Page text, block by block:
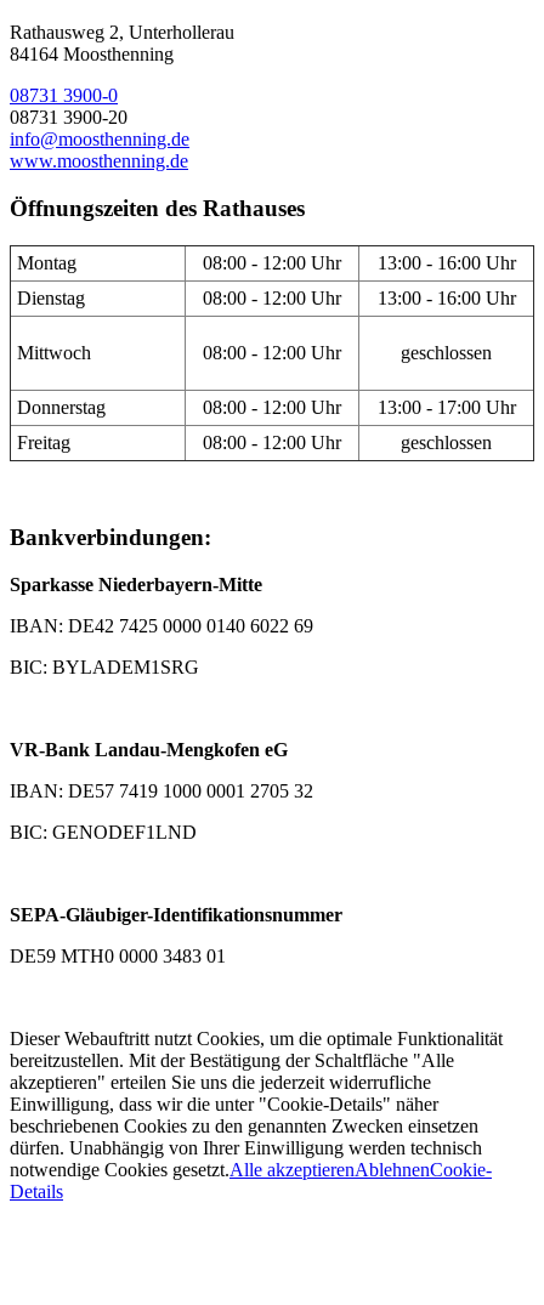
Rathausweg 2, Unterhollerau
84164 Moosthenning
08731 3900-0
08731 3900-20
info@moosthenning.de
www.moosthenning.de
Öffnungszeiten des Rathauses
Montag 08:00 - 12:00 Uhr
13:00 - 16:00 Uhr
Dienstag
08:00 - 12:00 Uhr 13:00 - 16:00 Uhr
Mittwoch 08:00 - 12:00 Uhr geschlossen
Donnerstag 08:00 - 12:00 Uhr
13:00 - 17:00 Uhr
Freitag
08:00 - 12:00 Uhr geschlossen
Bankverbindungen:
Sparkasse Niederbayern-Mitte
IBAN: DE42 7425 0000 0140 6022 69
BIC: BYLADEM1SRG
VR-Bank Landau-Mengkofen eG
IBAN: DE57 7419 1000 0001 2705 32
BIC: GENODEF1LND
SEPA-Gläubiger-Identifikationsnummer
DE59 MTH0 0000 3483 01
Dieser Webauftritt nutzt Cookies, um die optimale Funktionalität
bereitzustellen. Mit der Bestätigung der Schaltfläche "Alle
akzeptieren" erteilen Sie uns die jederzeit widerrufliche
Einwilligung, dass wir die unter "Cookie-Details" näher
beschriebenen Cookies zu den genannten Zwecken einsetzen
dürfen. Unabhängig von Ihrer Einwilligung werden technisch
notwendige Cookies gesetzt.Alle akzeptierenAblehnenCookie-
Details